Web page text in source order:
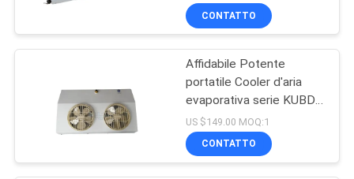
domestico uso
commerciale uso
CONTATTO
Affidabile Potente
portatile Cooler d'aria
evaporativa serie KUBD
Ceiling Evaporator
(European) Pad di
raffreddamento Acqua
US $149.00 MOQ:1
CONTATTO